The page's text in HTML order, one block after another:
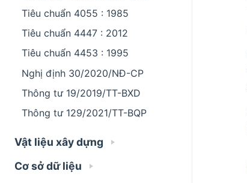
Tiêu chuẩn 4055 : 1985
Tiêu chuẩn 4447 : 2012
Tiêu chuẩn 4453 : 1995
Nghị định 30/2020/NĐ-CP
Thông tư 19/2019/TT-BXD
Thông tư 129/2021/TT-BQP
Vật liệu xây dựng
Cơ sở dữ liệu